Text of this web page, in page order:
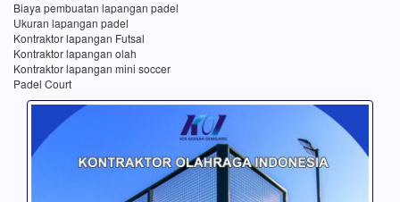
Biaya pembuatan lapangan padel
Ukuran lapangan padel
Kontraktor lapangan Futsal
Kontraktor lapangan olah
Kontraktor lapangan mini soccer
Padel Court